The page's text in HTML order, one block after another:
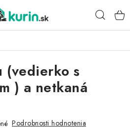
(vedierko s
) a netkaná
Podrobnosti hodnotenia